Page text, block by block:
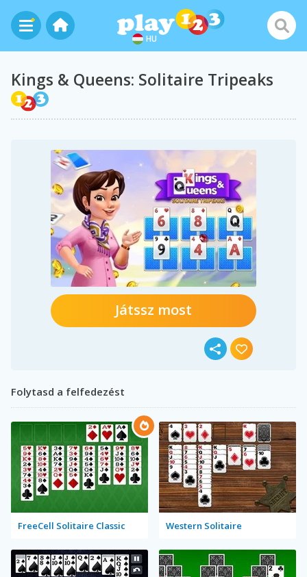
HU
Kings & Queens: Solitaire Tripeaks
Játssz most
Folytasd a felfedezést
FreeCell Solitaire Classic Western Solitaire